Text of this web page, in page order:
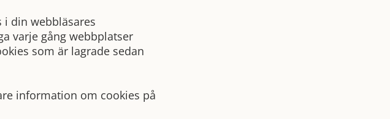
i din webbläsares
varje gång webbplatser
som är lagrade sedan
information om cookies på